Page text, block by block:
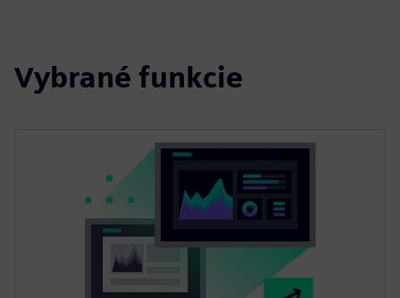
Vybrané funkcie